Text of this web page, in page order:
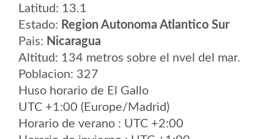
Latitud: 13.1
Estado: Region Autonoma Atlantico Sur
Pais: Nicaragua
Altitud: 134 metros sobre el nvel del mar.
Poblacion: 327
Huso horario de El Gallo
UTC +1:00 (Europe/Madrid)
Horario de verano : UTC +2:00